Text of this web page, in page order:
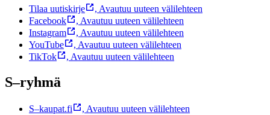
Tilaa uutiskirje , Avautuu uuteen välilehteen
Facebook
, Avautuu uuteen välilehteen
Instagram
, Avautuu uuteen välilehteen
YouTube
, Avautuu uuteen välilehteen
TikTok
, Avautuu uuteen välilehteen
S–ryhmä
S–kaupat.fi , Avautuu uuteen välilehteen